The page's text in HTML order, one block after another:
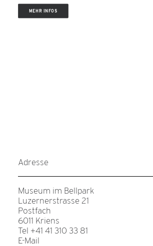
MEHR INFOS
Adresse
Museum im Bellpark
Luzernerstrasse 21
Postfach
6011 Kriens
Tel +41 41 310 33 81
E-Mail